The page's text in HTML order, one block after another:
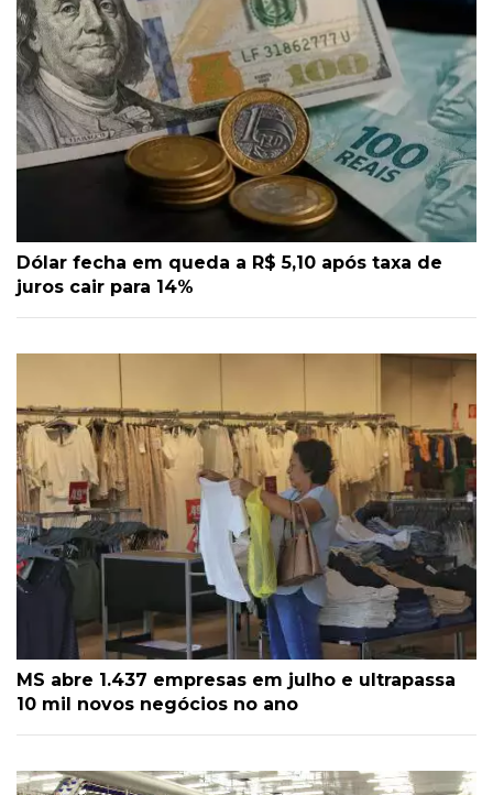
Dólar fecha em queda a R$ 5,10 após taxa de
juros cair para 14%
MS abre 1.437 empresas em julho e ultrapassa
10 mil novos negócios no ano